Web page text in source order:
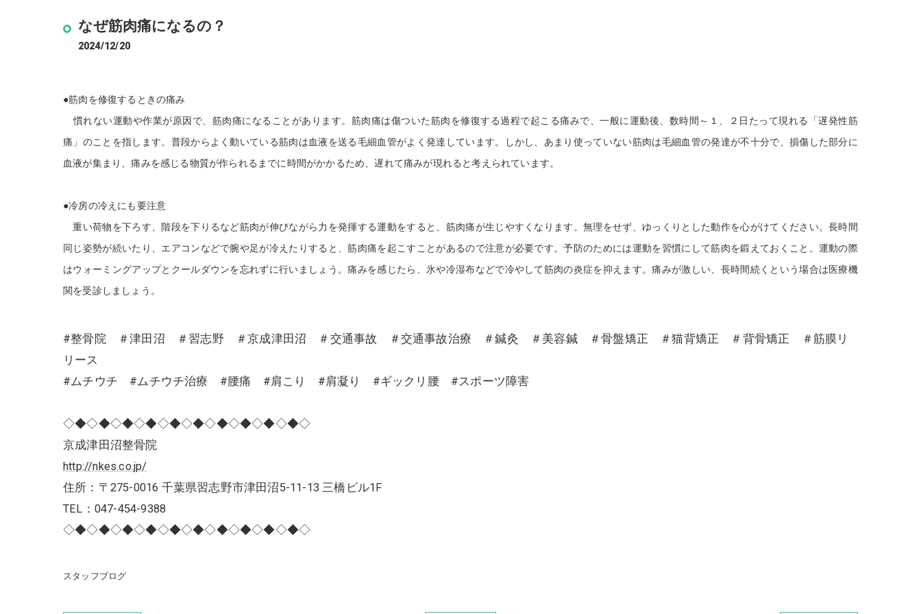
なぜ筋肉痛になるの？
2024/12/20
●筋肉を修復するときの痛み
慣れない運動や作業が原因で、筋肉痛になることがあります。筋肉痛は傷ついた筋肉を修復する過程で起こる痛みで、一般に運動後、数時間～１、２日たって現れる「遅発性筋
痛」のことを指します。普段からよく動いている筋肉は血液を送る毛細血管がよく発達しています。しかし、あまり使っていない筋肉は毛細血管の発達が不十分で、損傷した部分に
血液が集まり、痛みを感じる物質が作られるまでに時間がかかるため、遅れて痛みが現れると考えられています。
●冷房の冷えにも要注意
重い荷物を下ろす、階段を下りるなど筋肉が伸びながら力を発揮する運動をすると、筋肉痛が生じやすくなります。無理をせず、ゆっくりとした動作を心がけてください。長時間
同じ姿勢が続いたり、エアコンなどで腕や足が冷えたりすると、筋肉痛を起こすことがあるので注意が必要です。予防のためには運動を習慣にして筋肉を鍛えておくこと。運動の際
はウォーミングアップとクールダウンを忘れずに行いましょう。痛みを感じたら、氷や冷湿布などで冷やして筋肉の炎症を抑えます。痛みが激しい、長時間続くという場合は医療機
関を受診しましょう。
#整骨院 ＃津田沼 ＃習志野 ＃京成津田沼 ＃交通事故 ＃交通事故治療 ＃鍼灸 ＃美容鍼 ＃骨盤矯正 ＃猫背矯正 ＃背骨矯正 ＃筋膜リ
リース
#ムチウチ #ムチウチ治療 #腰痛 #肩こり #肩凝り #ギックリ腰 #スポーツ障害
◇◆◇◆◇◆◇◆◇◆◇◆◇◆◇◆◇◆◇◆◇
京成津田沼整骨院
http://nkes.co.jp/
住所：〒275-0016 千葉県習志野市津田沼5-11-13 三橋ビル1F
TEL：047-454-9388
◇◆◇◆◇◆◇◆◇◆◇◆◇◆◇◆◇◆◇◆◇
スタッフブログ